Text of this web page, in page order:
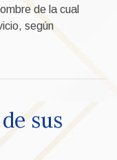
de la cual
según
sus